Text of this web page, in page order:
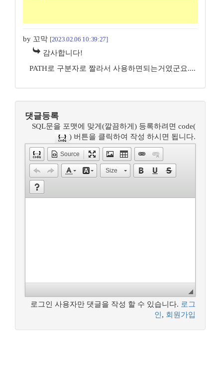
by 꼬막 [2023.02.06 10:39:27]
감사합니다!
PATH로 구분자로 짤라서 사용하면되는거였군요....
댓글등록
SQL문을 포맷에 맞게(깔끔하게) 등록하려면 code(
) 버튼을 클릭하여 작성 하시면 됩니다.
Source
Size
로그인 사용자만 댓글을 작성 할 수 있습니다. 로그
인 , 회원가입